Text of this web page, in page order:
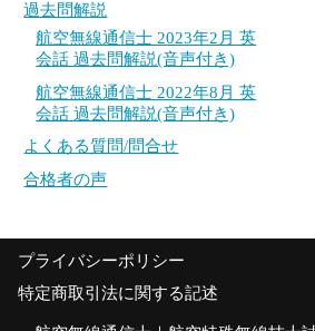
航空無線通信士 2022年8月
(音声付き)
合格者の声
航空無線通信士 2022年8月
(音声付き)
合格者の声
過去問解説
航空無線通信士 2023年2月 英
会話 過去問解説(音声付き)
航空無線通信士 2022年8月 英
会話 過去問解説(音声付き)
よくある質問/問合せ
合格者の声
プライバシーポリシー
特定商取引法に関する記述